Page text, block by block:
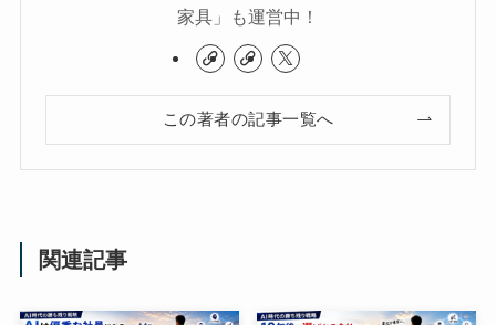
家具」も運営中！
この著者の記事一覧へ
関連記事